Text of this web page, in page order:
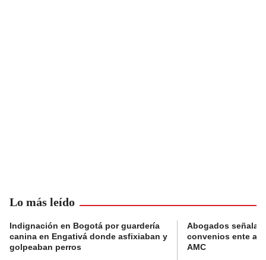
Lo más leído
Indignación en Bogotá por guardería
canina en Engativá donde asfixiaban y
golpeaban perros
Abogados
convenios ente
AMC